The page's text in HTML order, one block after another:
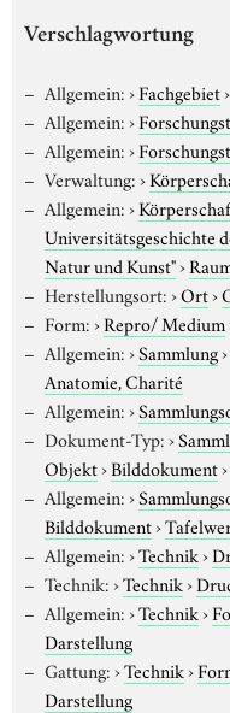
Verschlagwortung
Allgemein:›Fachgebiet›
Allgemein:›
Allgemein:›
Verwaltung:›
Allgemein:›
Universitätsgeschichte
Natur und Kunst"›
Herstellungsort:›Ort›
Form:›Repro/ Medium
Allgemein:›Sammlung›
Anatomie, Charité
Allgemein:›
Dokument-Typ:›
Objekt›Bilddokument›
Allgemein:›
Bilddokument›
Allgemein:›Technik›
Technik:›Technik›
Allgemein:›Technik›
Darstellung
Gattung:›Technik›
Darstellung